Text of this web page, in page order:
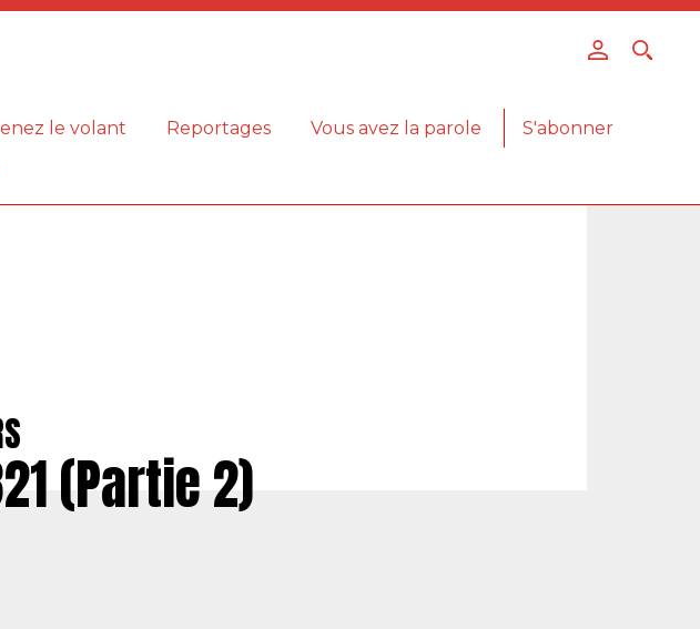
le volant Reportages Vous avez la parole
S'abonner
(Partie 2)